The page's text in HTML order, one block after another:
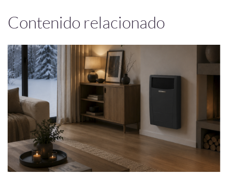
Contenido relacionado